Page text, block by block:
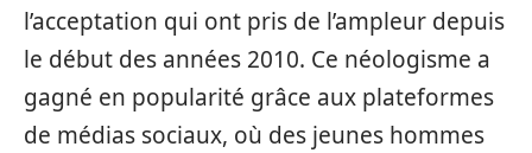
l’acceptation qui ont pris de l’ampleur depuis
le début des années 2010. Ce néologisme a
gagné en popularité grâce aux plateformes
de médias sociaux, où des jeunes hommes